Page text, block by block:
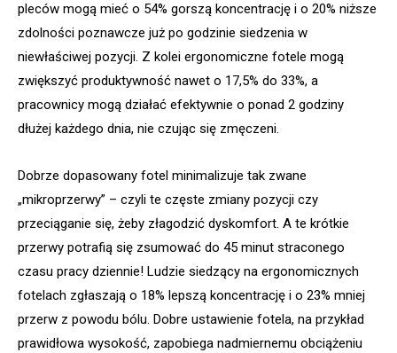
pleców mogą mieć o 54% gorszą koncentrację i o 20% niższe
zdolności poznawcze już po godzinie siedzenia w
niewłaściwej pozycji. Z kolei ergonomiczne fotele mogą
zwiększyć produktywność nawet o 17,5% do 33%, a
pracownicy mogą działać efektywnie o ponad 2 godziny
dłużej każdego dnia, nie czując się zmęczeni.
Dobrze dopasowany fotel minimalizuje tak zwane
„mikroprzerwy” – czyli te częste zmiany pozycji czy
przeciąganie się, żeby złagodzić dyskomfort. A te krótkie
przerwy potrafią się zsumować do 45 minut straconego
czasu pracy dziennie! Ludzie siedzący na ergonomicznych
fotelach zgłaszają o 18% lepszą koncentrację i o 23% mniej
przerw z powodu bólu. Dobre ustawienie fotela, na przykład
prawidłowa wysokość, zapobiega nadmiernemu obciążeniu